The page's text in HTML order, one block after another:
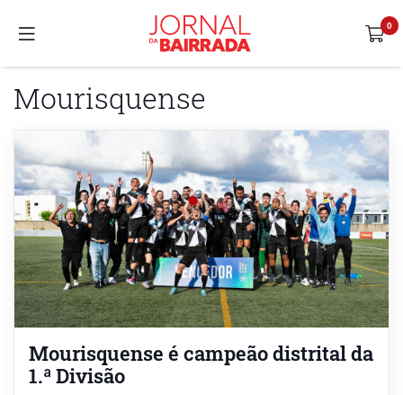
Mourisquense
Mourisquense é campeão distrital da
1.ª Divisão